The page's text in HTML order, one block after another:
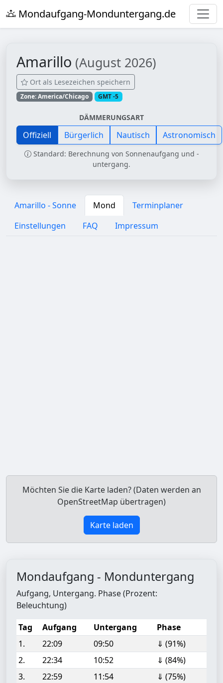
Mondaufgang-Monduntergang.de
Amarillo (August 2026)
Ort als Lesezeichen speichern
Zone: America/Chicago GMT -5
DÄMMERUNGSART
Offiziell Bürgerlich Nautisch Astronomisch
Standard: Berechnung von Sonnenaufgang und -
untergang.
Amarillo - Sonne Mond
Terminplaner
Einstellungen
FAQ Impressum
Möchten Sie die Karte laden? (Daten werden an
OpenStreetMap übertragen)
Karte laden
Mondaufgang - Monduntergang
Aufgang, Untergang. Phase (Prozent:
Beleuchtung)
Tag
Aufgang Untergang
Phase
1.
22:09 09:50
⇓ (91%)
2.
22:34 10:52
⇓ (84%)
3.
22:59 11:54
⇓ (75%)